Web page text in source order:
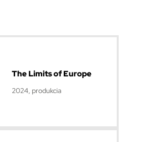
The Limits of Europe
2024, produkcia